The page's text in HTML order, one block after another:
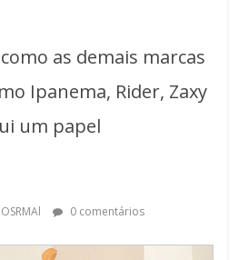
as demais marcas
Ipanema, Rider, Zaxy
um papel
0 comentários